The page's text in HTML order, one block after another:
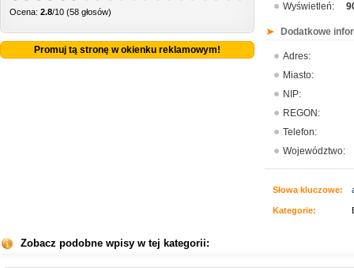
Ocena: 2.8/10 (58 głosów)
Promuj tą stronę w okienku reklamowym!
Wyświetleń:
Dodatkowe
Adres:
Miasto:
NIP:
REGON:
Telefon:
Województwo:
Słowa kluczowe:
Kategorie:
Zobacz podobne wpisy w tej kategorii: